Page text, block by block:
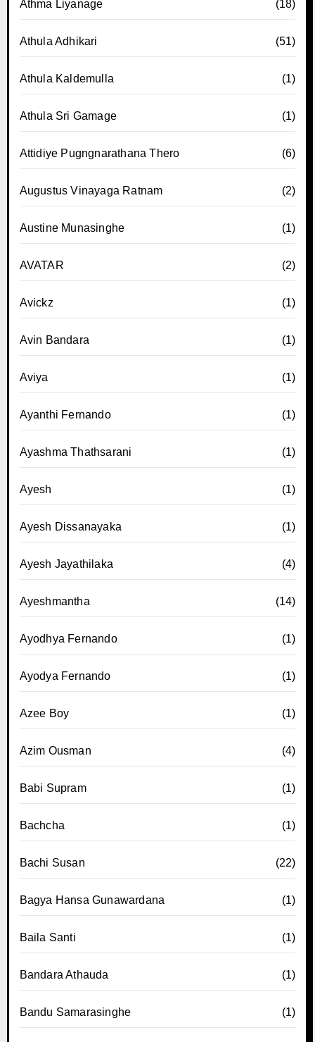
Athma Liyanage (18)
Athula Adhikari (51)
Athula Kaldemulla (1)
Athula Sri Gamage (1)
Attidiye Pugngnarathana Thero (6)
Augustus Vinayaga Ratnam (2)
Austine Munasinghe (1)
AVATAR (2)
Avickz (1)
Avin Bandara (1)
Aviya (1)
Ayanthi Fernando (1)
Ayashma Thathsarani (1)
Ayesh (1)
Ayesh Dissanayaka (1)
Ayesh Jayathilaka (4)
Ayeshmantha (14)
Ayodhya Fernando (1)
Ayodya Fernando (1)
Azee Boy (1)
Azim Ousman (4)
Babi Supram (1)
Bachcha (1)
Bachi Susan (22)
Bagya Hansa Gunawardana (1)
Baila Santi (1)
Bandara Athauda (1)
Bandu Samarasinghe (1)